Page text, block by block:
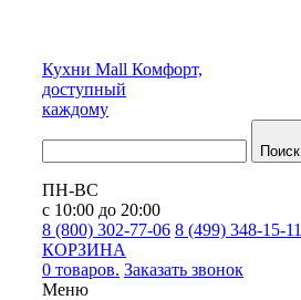
Кухни Mall Комфорт,
доступный
каждому
Поиск
ПН-ВС
с 10:00 до 20:00
8 (800) 302-77-06 8 (499) 348-15-11
КОРЗИНА
0 товаров. Заказать звонок
Меню